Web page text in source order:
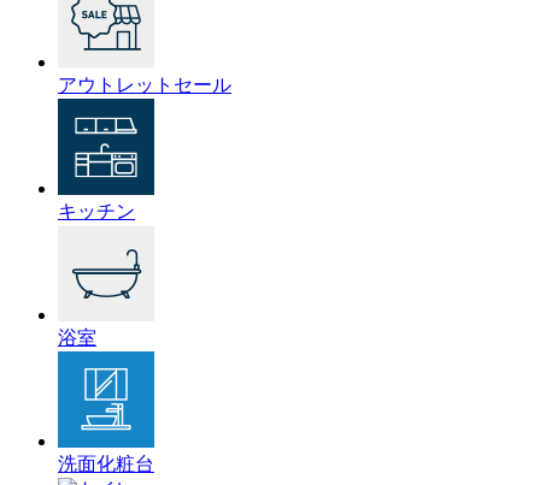
アウトレットセール
キッチン
浴室
洗面化粧台